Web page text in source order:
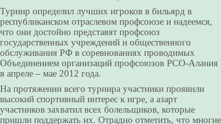
Турнир определил лучших игроков в бильярд в
республиканском отраслевом профсоюзе и надеемся,
что они достойно представят профсоюз
государственных учреждений и общественного
обслуживания РФ в соревнованиях проводимых
Объединением организаций профсоюзов РСО-Алания
в апреле – мае 2012 года.
На протяжении всего турнира участники проявили
высокий спортивный интерес к игре, а азарт
участников захватил всех болельщиков, которые
пришли поддержать их. Отрадно отметить, что многие